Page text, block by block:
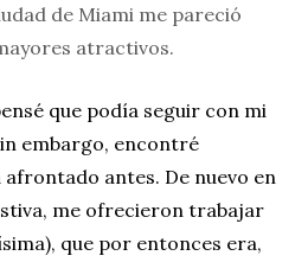
de Miami me pareció
atractivos.
que podía seguir con mi
embargo, encontré
antes. De nuevo en
me ofrecieron trabajar
que por entonces era,